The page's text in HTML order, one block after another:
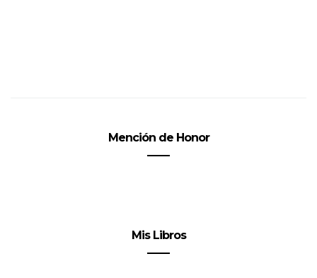
Mención de Honor
Mis Libros